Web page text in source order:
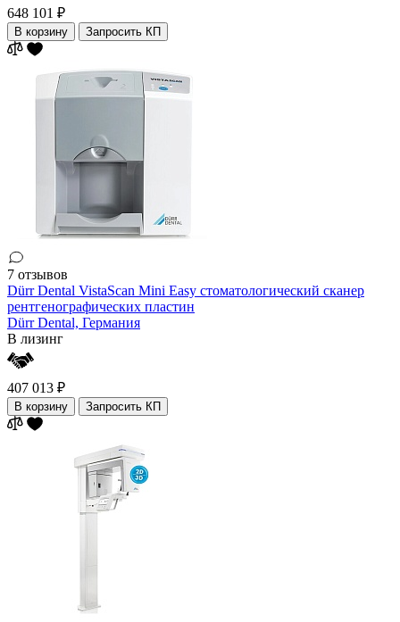
648 101 ₽
В корзину Запросить КП
7 отзывов
Dürr Dental VistaScan Mini Easy стоматологический сканер
рентгенографических пластин
Dürr Dental, Германия
В лизинг
407 013 ₽
В корзину Запросить КП